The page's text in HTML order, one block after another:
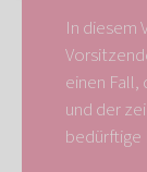
In diesem
einen
und der
bedürftige